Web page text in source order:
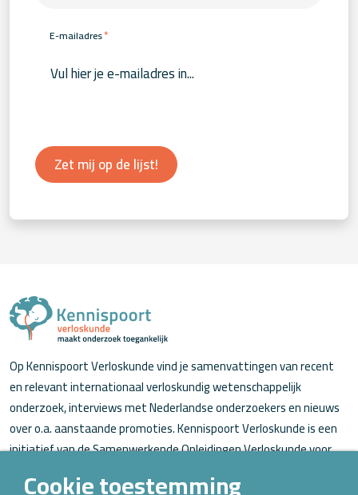
E-mailadres*
Zet mij op de lijst!
Op Kennispoort Verloskunde vind je samenvattingen van recent
en relevant internationaal verloskundig wetenschappelijk
onderzoek, interviews met Nederlandse onderzoekers en nieuws
over o.a. aanstaande promoties. Kennispoort Verloskunde is een
initiatief van de Samenwerkende Opleidingen Verloskunde voor
Cookie toestemming